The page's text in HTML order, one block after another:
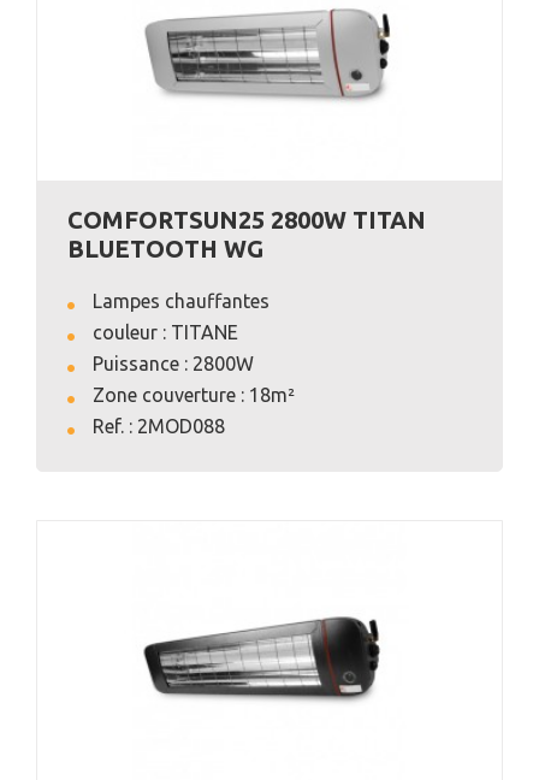
VOIR L'ANNONCE
COMFORTSUN25 2800W TITAN
BLUETOOTH WG
Lampes chauffantes
couleur : TITANE
Puissance : 2800W
Zone couverture : 18m²
Ref. : 2MOD088